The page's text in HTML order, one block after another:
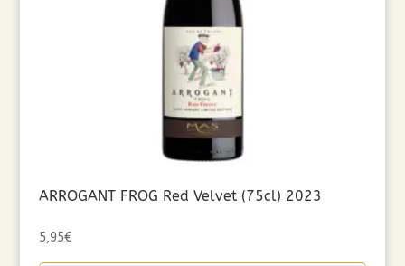
ARROGANT FROG Red Velvet (75cl) 2023
5,95€